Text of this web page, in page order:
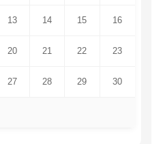
13 14 15 16
20 21 22 23
27 28 29 30